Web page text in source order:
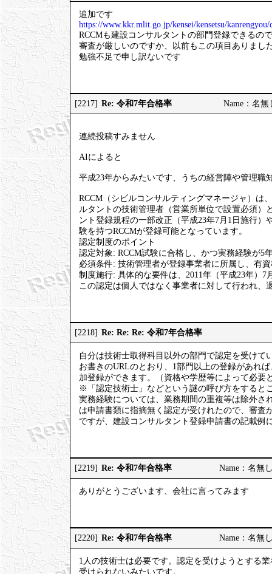
追加です
https://www.kkr.mlit.go.jp/kensei/kensetsu/
RCCMも建設コンサルタントの部門登録できるの
審査が厳しいのですか、以前もこの項目ありまし
勉強不足で申し訳ないです
[2217] Re: 令和7年合格率 Name：名
連続投稿すみません
AIによると
平成23年からみたいです、うちの経営陣や管理職
RCCM（シビルコンサルティングマネージャ）は
ルタントの技術管理者（営業所単位で設置必須
ント登録規程の一部改正（平成23年7月1日施行）
験を持つRCCMが登録可能となっています。
認定制度のポイント
認定対象: RCCM試験に合格し、かつ実務経験が5
必須条件: 技術管理者が登録事業者に所属し、有
制度施行: 具体的な要件は、2011年（平成23年）
この認定は個人ではなく事業者に対して行われ、
[2218] Re: Re: Re: 令和7年合格率
自分は技術士取得科目以外の部門で認定を受けて
お書きのURLのとおり、1部門以上の登録があれ
加登録ができます。（資格や学歴等によって必要
※「認定技術士」などという謎の呼び方をすると
実務経験については、業務期間の重複等は除外さ
は申請書類に指摘無く認定が受けれたので、審査
ですが、建設コンサルタント登録申請書の記載
[2219] Re: 令和7年合格率 Name：名無
ありがとうございます、会社に言ってみます
[2220] Re: 令和7年合格率 Name：名無
1人の技術士は必要です。認定を受けようとする
受けられないみたいです。